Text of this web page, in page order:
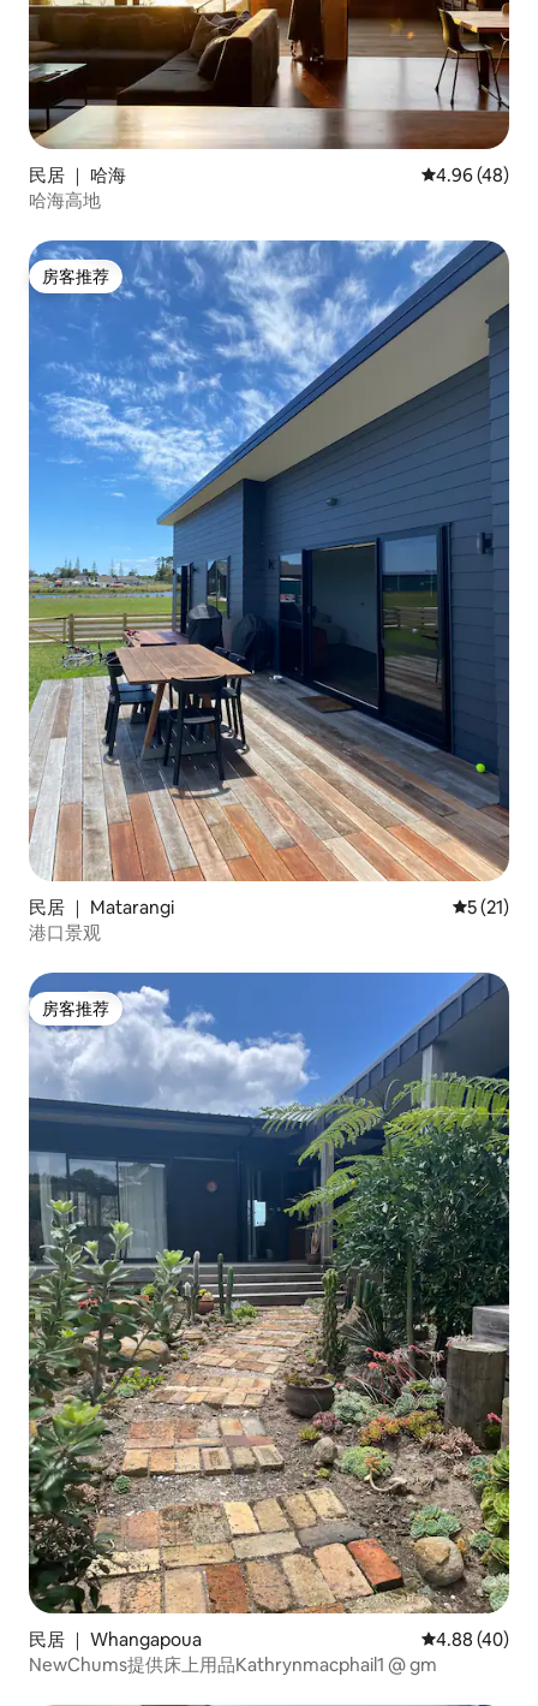
民居 ｜ 哈海 平均评分
4.96 (48)
哈海高地
房客推荐
房客推荐
民居 ｜ Matarangi 平均评分
5 (21)
港口景观
房客推荐
房客推荐
民居 ｜ Whangapoua 平均评分
4.88 (40)
NewChums提供床上用品Kathrynmacphail1 @ gm